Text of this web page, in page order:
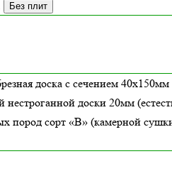
Без плит
доска с сечением
нестроганной доски 20мм
пород сорт «В» (камерной